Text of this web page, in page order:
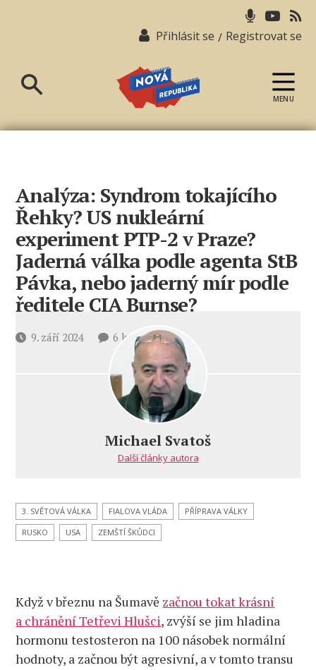
Přihlásit se / Registrovat se
republika
MENU
Analýza: Syndrom tokajícího
Řehky? US nukleární
experiment PTP-2 v Praze?
Jaderná válka podle agenta StB
Pávka, nebo jaderný mír podle
ředitele CIA Burnse?
Datum9. září 2024 6 komentářůu
textu
s
názvem
Analýza:
Syndrom
Řehky?
US
PTP-
2
agenta
StB
Pávka,
nebo
jaderný
Michael Svatoš
Další články autora
3. SVĚTOVÁ VÁLKA FIALOVA VLÁDA
PŘÍPRAVA VÁLKY
RUSKO
USA ZEMŠTÍ ŠKŮDCI
Když v březnu na Šumavě začnou tokat krásní
a chránění Tetřevi Hlušci, zvýší se jim hladina
hormonu testosteron na 100 násobek normální
hodnoty, a začnou být agresivní, a v tomto transu